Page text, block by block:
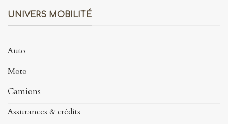
UNIVERS MOBILITÉ
Auto
Moto
Camions
Assurances & crédits